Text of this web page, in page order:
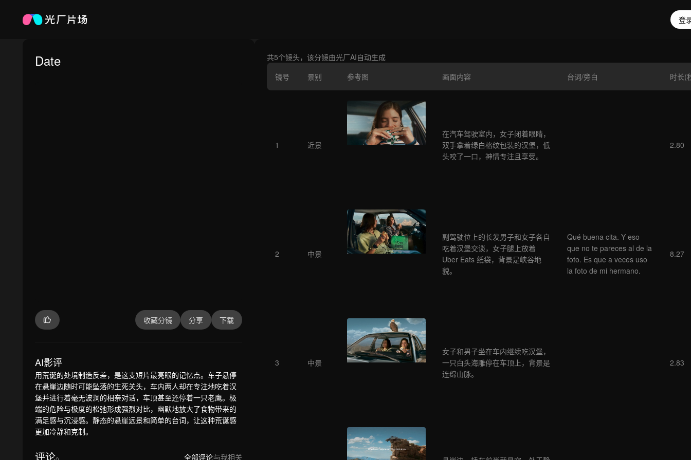
登
Date
收藏分镜 分享 下载
AI影评
用荒诞的处境制造反差，是这支短片最亮眼的记忆点。车子悬停
在悬崖边随时可能坠落的生死关头，车内两人却在专注地吃着汉
堡并进行着毫无波澜的相亲对话，车顶甚至还停着一只老鹰。极
端的危险与极度的松弛形成强烈对比，幽默地放大了食物带来的
满足感与沉浸感。静态的悬崖远景和简单的台词，让这种荒诞感
更加冷静和克制。
评论 全部评论与我相关
共5个镜头，该分镜由光厂AI自动生成
镜号
景别 参考图 画面内容 台词/旁白 时长(
1 近景
在汽车驾驶室内，女子闭着眼睛，
双手拿着绿白格纹包装的汉堡，低
头咬了一口，神情专注且享受。
2.80
2 中景
副驾驶位上的长发男子和女子各自
吃着汉堡交谈，女子腿上放着
Uber Eats 纸袋，背景是峡谷地
貌。
Qué buena cita. Y eso
que no te pareces al de la
foto. Es que a veces uso
la foto de mi hermano.
8.27
3 中景
女子和男子坐在车内继续吃汉堡，
一只白头海雕停在车顶上，背景是
连绵山脉。
2.83